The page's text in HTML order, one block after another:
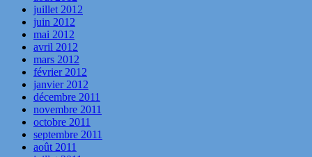
juillet 2012
juin 2012
mai 2012
avril 2012
mars 2012
février 2012
janvier 2012
décembre 2011
novembre 2011
octobre 2011
septembre 2011
août 2011